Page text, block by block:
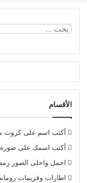
الأقسام
أكتب اسم على كروت
أكتب اسمك على صورة
اجمل واحلى الصور
اطارات وفريمات